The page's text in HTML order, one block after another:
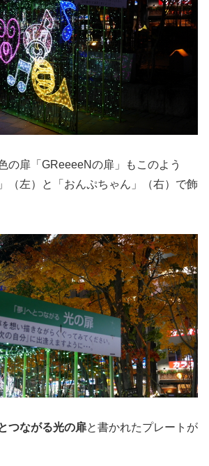
の扉「GReeeeNの扉」もこのよう
（左）と「おんぷちゃん」（右）で飾
つながる光の扉と書かれたプレートが